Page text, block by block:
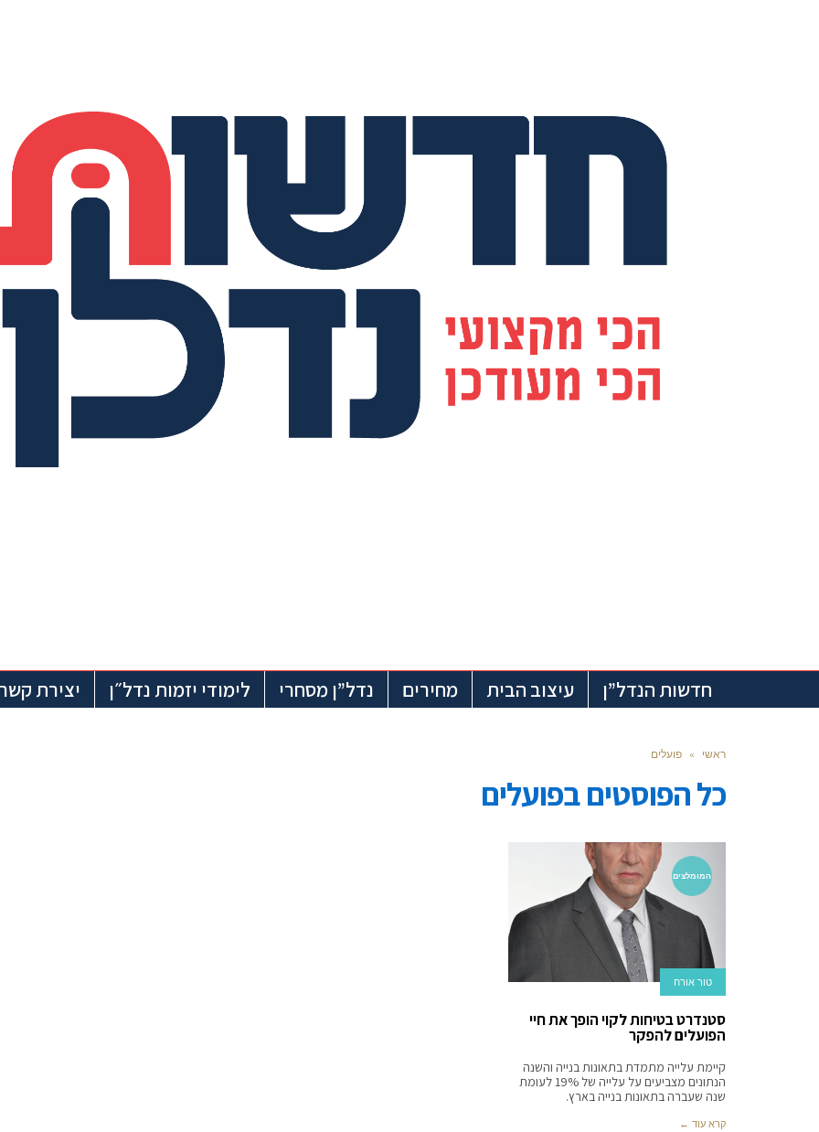
חדשות הנדל”ן עיצוב הבית מחירים נדל”ן מסחרי לימודי יזמות נדל״ן יצירת קשר
ראשי » פועלים
כל הפוסטים בפועלים
המומלצים
טור אורח
סטנדרט בטיחות לקוי הופך את חיי
הפועלים להפקר
קיימת עלייה מתמדת בתאונות בנייה והשנה
הנתונים מצביעים על עלייה של 19% לעומת
שנה שעברה בתאונות בנייה בארץ.
קרא עוד ←